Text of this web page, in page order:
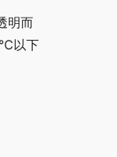
明而
以下